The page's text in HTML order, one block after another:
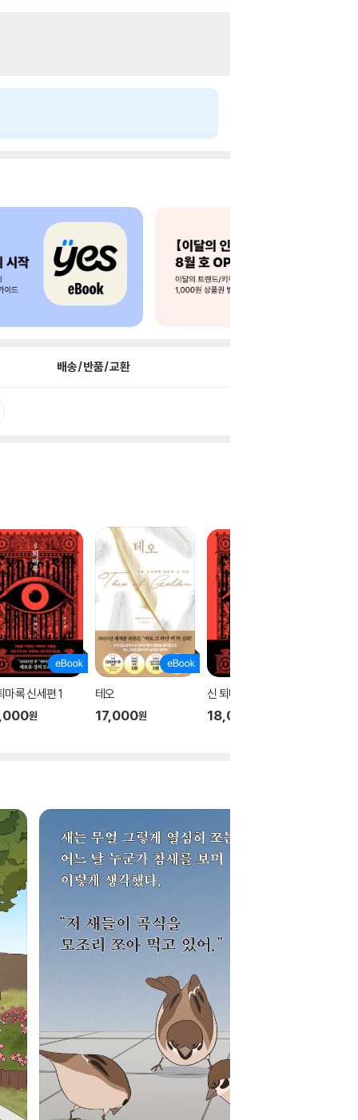
배송/반품/교환
마록 신세편 1
원
테오
17,000원
신 퇴마록 신세편 3
18,000